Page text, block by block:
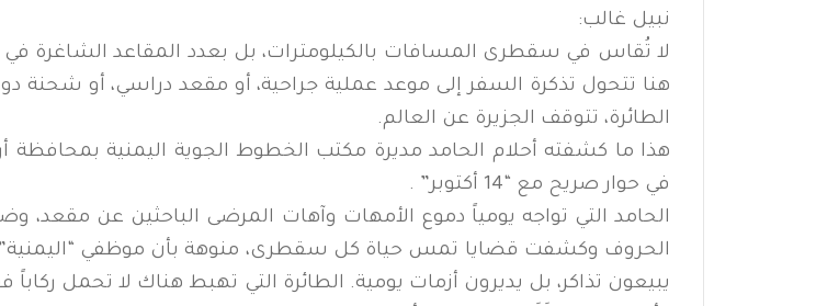
نبيل غالب:
لا تُقاس في سقطرى المسافات بالكيلومترات، بل بعدد المقاعد الشاغرة في
هنا تتحول تذكرة السفر إلى موعد عملية جراحية، أو مقعد دراسي، أو شحنة
الطائرة، تتوقف الجزيرة عن العالم.
هذا ما كشفته أحلام الحامد مديرة مكتب الخطوط الجوية اليمنية
في حوار صريح مع “14 أكتوبر” .
الحامد التي تواجه يومياً دموع الأمهات وآهات المرضى الباحثين عن مقعد،
الحروف وكشفت قضايا تمس حياة كل سقطرى، منوهة بأن موظفي
يبيعون تذاكر، بل يديرون أزمات يومية. الطائرة التي تهبط هناك لا تحمل ركاباً